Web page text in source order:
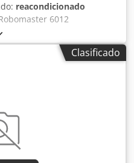
reacondicionado
6012
12 metros
Plazo de
desde la fecha del
Clasificado